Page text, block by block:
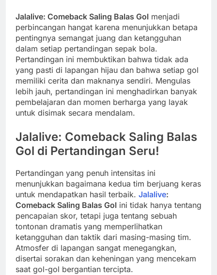
Jalalive: Comeback Saling Balas Gol menjadi
perbincangan hangat karena menunjukkan betapa
pentingnya semangat juang dan ketangguhan
dalam setiap pertandingan sepak bola.
Pertandingan ini membuktikan bahwa tidak ada
yang pasti di lapangan hijau dan bahwa setiap gol
memiliki cerita dan maknanya sendiri. Mengulas
lebih jauh, pertandingan ini menghadirkan banyak
pembelajaran dan momen berharga yang layak
untuk disimak secara mendalam.
Jalalive: Comeback Saling Balas
Gol di Pertandingan Seru!
Pertandingan yang penuh intensitas ini
menunjukkan bagaimana kedua tim berjuang keras
untuk mendapatkan hasil terbaik. Jalalive:
Comeback Saling Balas Gol ini tidak hanya tentang
pencapaian skor, tetapi juga tentang sebuah
tontonan dramatis yang memperlihatkan
ketangguhan dan taktik dari masing-masing tim.
Atmosfer di lapangan sangat menegangkan,
disertai sorakan dan keheningan yang mencekam
saat gol-gol bergantian tercipta.